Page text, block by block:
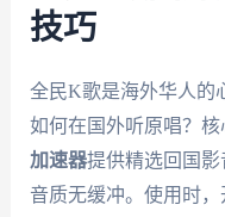
技巧
全民K歌是海外华人的
如何在国外听原唱？核
加速器提供精选回国影
音质无缓冲。使用时